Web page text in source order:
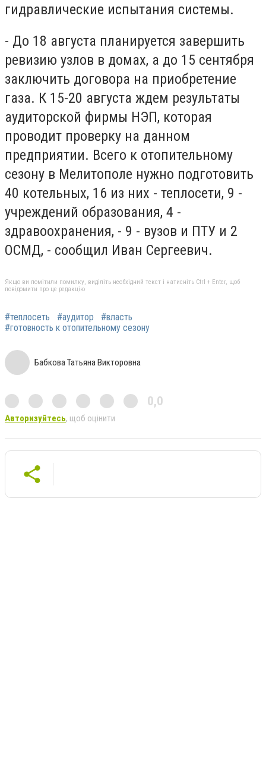
гидравлические испытания системы.
- До 18 августа планируется завершить
ревизию узлов в домах, а до 15 сентября
заключить договора на приобретение
газа. К 15-20 августа ждем результаты
аудиторской фирмы НЭП, которая
проводит проверку на данном
предприятии. Всего к отопительному
сезону в Мелитополе нужно подготовить
40 котельных, 16 из них - теплосети, 9 -
учреждений образования, 4 -
здравоохранения, - 9 - вузов и ПТУ и 2
ОСМД, - сообщил Иван Сергеевич.
Якщо ви помітили помилку, виділіть необхідний текст і натисніть Ctrl + Enter, щоб
повідомити про це редакцію
#теплосеть #аудитор
#власть
#готовность к отопительному сезону
Бабкова Татьяна Викторовна
0,0
Авторизуйтесь, щоб оцінити